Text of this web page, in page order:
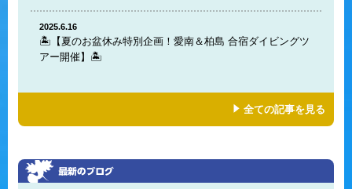
2025.6.16
🏝️【夏のお盆休み特別企画！愛南＆柏島 合宿ダイビングツ
アー開催】🏝️
全ての記事を見る